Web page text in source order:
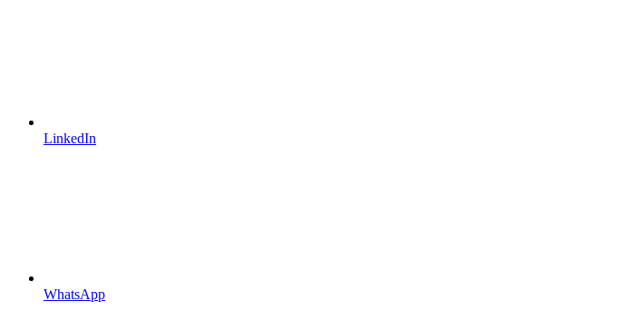
LinkedIn
WhatsApp